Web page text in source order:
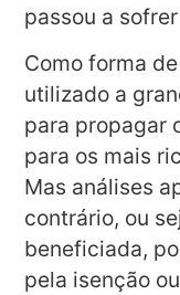
passou a
Como forma
utilizado a
para propagar
para os mais
Mas análises
contrário, ou
beneficiada,
pela isenção